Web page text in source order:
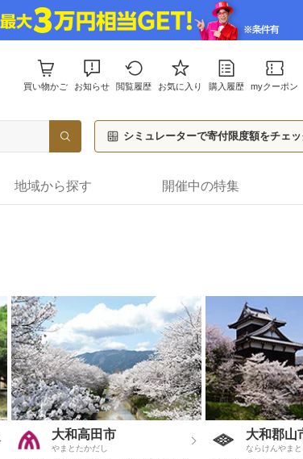
買い物かご お知らせ 閲覧履歴 お気に入り 購入履歴 myクーポン
シミュレーターで寄付限度額をチェッ
地域から探す 開催中の特集
大和高田市
やまとたかだし
大和郡山
ならけんやまと